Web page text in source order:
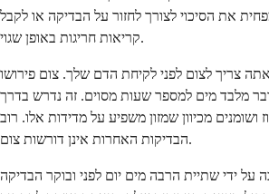
את הסיכוי לצורך לחזור על הבדיקה או לקבל
קריאות חריגות באופן שגוי.
צריך לצום לפני לקיחת הדם שלך. צום פירושו
מלבד מים למספר שעות מסוים. זה נדרש בדרך
ושומנים מכיוון שמזון משפיע על מדידות אלו. רוב
הבדיקות האחרות אינן דורשות צום.
על ידי שתיית הרבה מים יום לפני ובוקר הבדיקה